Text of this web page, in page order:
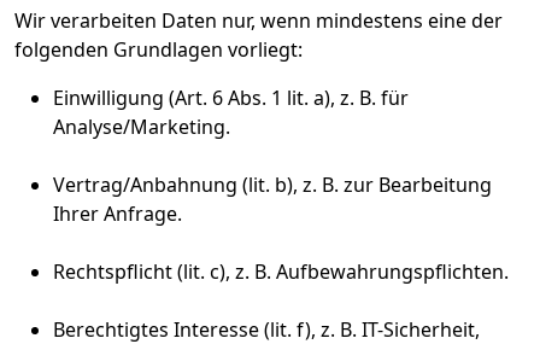
Wir verarbeiten Daten nur, wenn mindestens eine der
folgenden Grundlagen vorliegt:
Einwilligung (Art. 6 Abs. 1 lit. a), z. B. für
Analyse/Marketing.
Vertrag/Anbahnung (lit. b), z. B. zur Bearbeitung
Ihrer Anfrage.
Rechtspflicht (lit. c), z. B. Aufbewahrungspflichten.
Berechtigtes Interesse (lit. f), z. B. IT-Sicherheit,